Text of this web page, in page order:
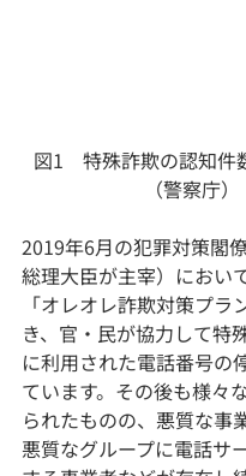
図1　特殊詐欺の認知件
（警察庁）
2019年6⽉の犯罪対策閣
総理大臣が主宰）におい
「オレオレ詐欺対策プラ
き、官・民が協力して特
に利⽤された電話番号の
ています。その後も様々
られたものの、悪質な事
悪質なグループに電話サ